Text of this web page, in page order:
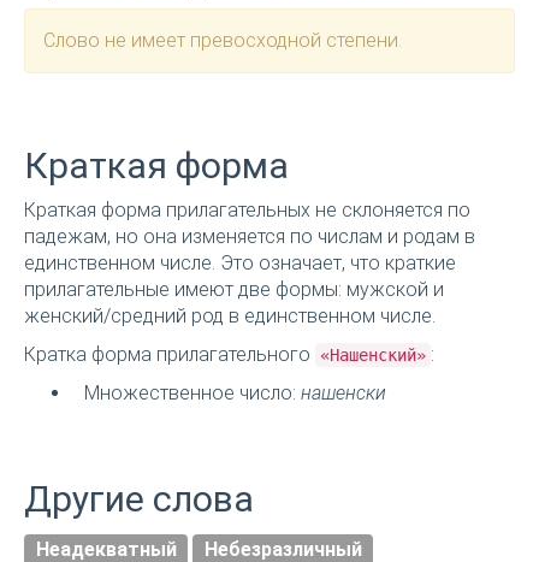
Слово не имеет превосходной степени.
Краткая форма
Краткая форма прилагательных не склоняется по
падежам, но она изменяется по числам и родам в
единственном числе. Это означает, что краткие
прилагательные имеют две формы: мужской и
женский/средний род в единственном числе.
Кратка форма прилагательного
«Нашенский» :
Множественное число: нашенски
Другие слова
Неадекватный Небезразличный